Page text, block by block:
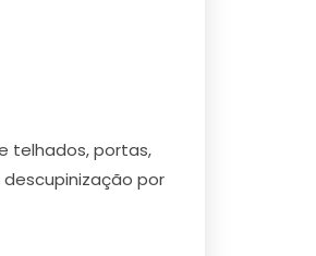
telhados, portas,
por